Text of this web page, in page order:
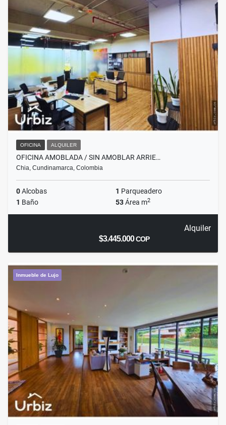
OFICINA ALQUILER
OFICINA AMOBLADA / SIN AMOBLAR ARRIE…
Chia, Cundinamarca, Colombia
0Alcobas 1 Parqueadero
1 Baño 53Área m2
Alquiler
$3.445.000COP
Inmueble de Lujo